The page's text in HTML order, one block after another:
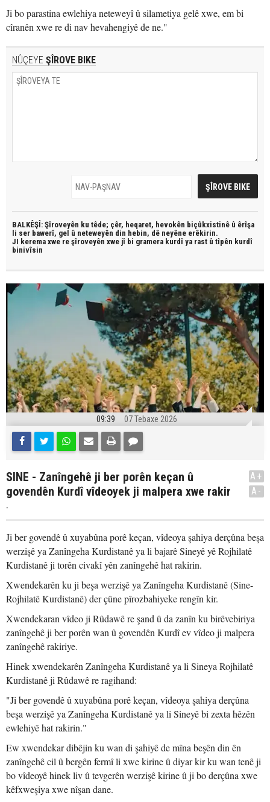
Ji bo parastina ewlehiya neteweyî û silametiya gelê xwe, em bi
cîranên xwe re di nav hevahengiyê de ne."
NÛÇEYE ŞÎROVE BIKE
BALKÊŞÎ: Şîroveyên ku têde; çêr, heqaret, hevokên biçûkxistinê û êrîşa
li ser bawerî, gel û neteweyên din hebin, dê neyêne erêkirin.
JI kerema xwe re şîroveyên xwe jî bi gramera kurdî ya rast û tîpên kurdî
binivîsin
09:39 07 Tebaxe 2026
SINE - Zanîngehê ji ber porên keçan û
govendên Kurdî vîdeoyek ji malpera xwe rakir
.
A+
A-
Ji ber govendê û xuyabûna porê keçan, vîdeoya şahiya derçûna beşa
werzişê ya Zanîngeha Kurdistanê ya li bajarê Sineyê yê Rojhilatê
Kurdistanê ji torên civakî yên zanîngehê hat rakirin.
Xwendekarên ku ji beşa werzişê ya Zanîngeha Kurdistanê (Sine-
Rojhilatê Kurdistanê) der çûne pîrozbahiyeke rengîn kir.
Xwendekaran vîdeo ji Rûdawê re şand û da zanîn ku birêvebiriya
zanîngehê ji ber porên wan û govendên Kurdî ev vîdeo ji malpera
zanîngehê rakiriye.
Hinek xwendekarên Zanîngeha Kurdistanê ya li Sineya Rojhilatê
Kurdistanê ji Rûdawê re ragihand:
"Ji ber govendê û xuyabûna porê keçan, vîdeoya şahiya derçûna
beşa werzişê ya Zanîngeha Kurdistanê ya li Sineyê bi zexta hêzên
ewlehiyê hat rakirin."
Ew xwendekar dibêjin ku wan di şahiyê de mîna beşên din ên
zanîngehê cil û bergên fermî li xwe kirine û diyar kir ku wan tenê ji
bo vîdeoyê hinek liv û tevgerên werzişê kirine û ji bo derçûna xwe
kêfxweşiya xwe nîşan dane.